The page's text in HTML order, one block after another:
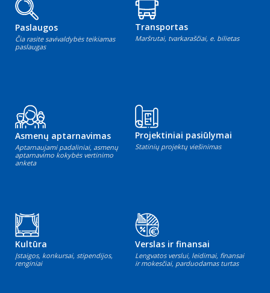
Paslaugos
Čia rasite savivaldybės teikiamas
paslaugas
Transportas
Maršrutai, tvarkaraščiai, e. bilietas
Asmenų aptarnavimas
Aptarnaujami padaliniai, asmenų
aptarnavimo kokybės vertinimo
anketa
Projektiniai pasiūlymai
Statinių projektų viešinimas
Kultūra
Įstaigos, konkursai, stipendijos,
renginiai
Verslas ir finansai
Lengvatos verslui, leidimai, finansai
ir mokesčiai, parduodamas turtas